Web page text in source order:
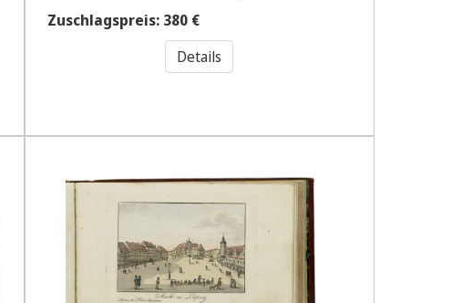
Zuschlagspreis: 380 €
Details